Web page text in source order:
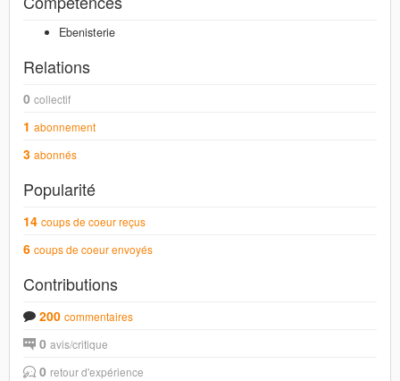
Ebenisterie
Relations
0 collectif
1 abonnement
3 abonnés
Popularité
14 coups de coeur reçus
6 coups de coeur envoyés
Contributions
200 commentaires
0 avis/critique
0 retour d'expérience